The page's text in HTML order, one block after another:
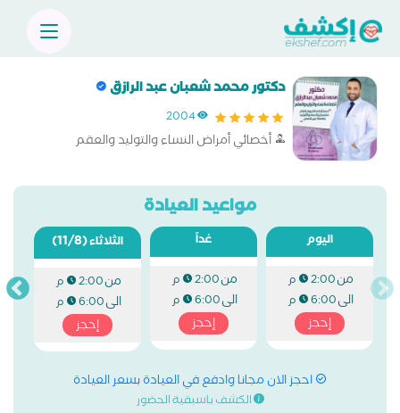
دكتور محمد شعبان عبد الرازق
2004
أخصائي أمراض النساء والتوليد والعقم
مواعيد العيادة
اليوم
من2:00 م
الى6:00 م
إحجز
غداً
من2:00 م
الى6:00 م
إحجز
الثلاثاء(11/8)
من2:00 م
الى6:00 م
إحجز
احجز الان مجانا وادفع في العيادة بسعر العيادة
الكشف باسبقية الحضور